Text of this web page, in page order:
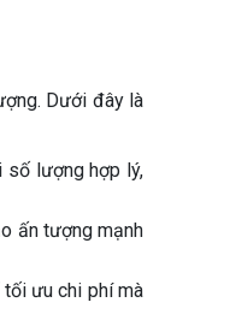
Dưới đây là
số lượng hợp lý,
ấn tượng mạnh
tối ưu chi phí mà